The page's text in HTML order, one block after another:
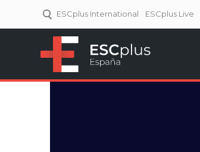
ESCplus International ESCplus Live